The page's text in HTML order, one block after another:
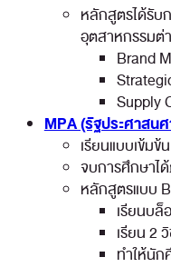
หลักสูตรได้รั
อุตสาหกรรมต่
Brand
Supply
MPA (รัฐประศาส
เรียนแบบเข้ม
จบการศึกษาไ
หลักสูตรแบบ
เรียนบล็
เรียน 2
ทำให้นัก